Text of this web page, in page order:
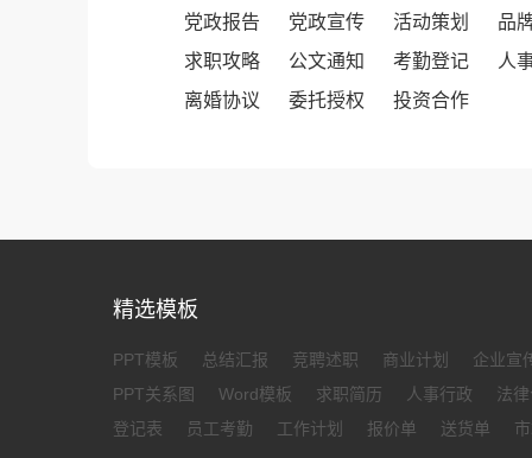
党政报告
党政宣传 活动策划
品
求职攻略
公文通知 考勤登记
人
离婚协议
委托授权 投资合作
精选模板
PPT模板 总结汇报 竞聘述职 商业计划
企业宣
PPT关系图
Word模板 求职简历 人事行政
法
登记表
员工考勤 工作计划 报价单 送货单